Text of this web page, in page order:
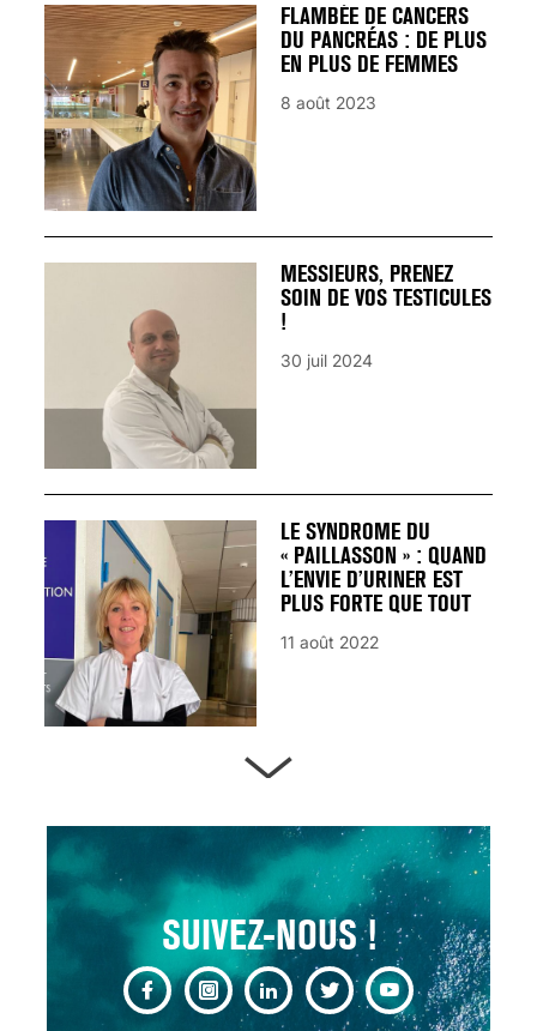
SUIVEZ-NOUS !
FLAMBÉE DE CANCERS
DU PANCRÉAS : DE PLUS
EN PLUS DE FEMMES
8 août 2023
MESSIEURS, PRENEZ
SOIN DE VOS TESTICULES
!
30 juil 2024
LE SYNDROME DU
« PAILLASSON » : QUAND
L’ENVIE D’URINER EST
PLUS FORTE QUE TOUT
11 août 2022
13 août 2024